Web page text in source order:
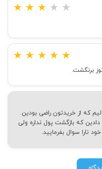
★ ★ ★ ★ ★
★ ★ ★ ★ ★
که از خریدتون راضی بودین.
دادین که بازگشت پول نداره ولی
تارا سوال بفرمایید.